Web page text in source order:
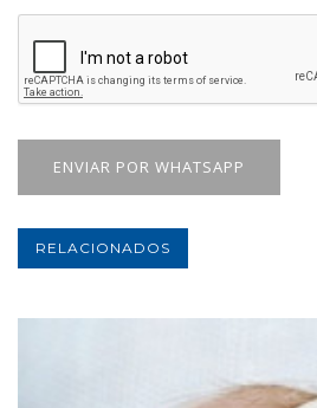
ENVIAR POR WHATSAPP
RELACIONADOS